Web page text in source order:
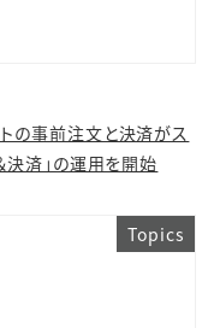
の事前注文と決済がス
済」の運用を開始
Topics